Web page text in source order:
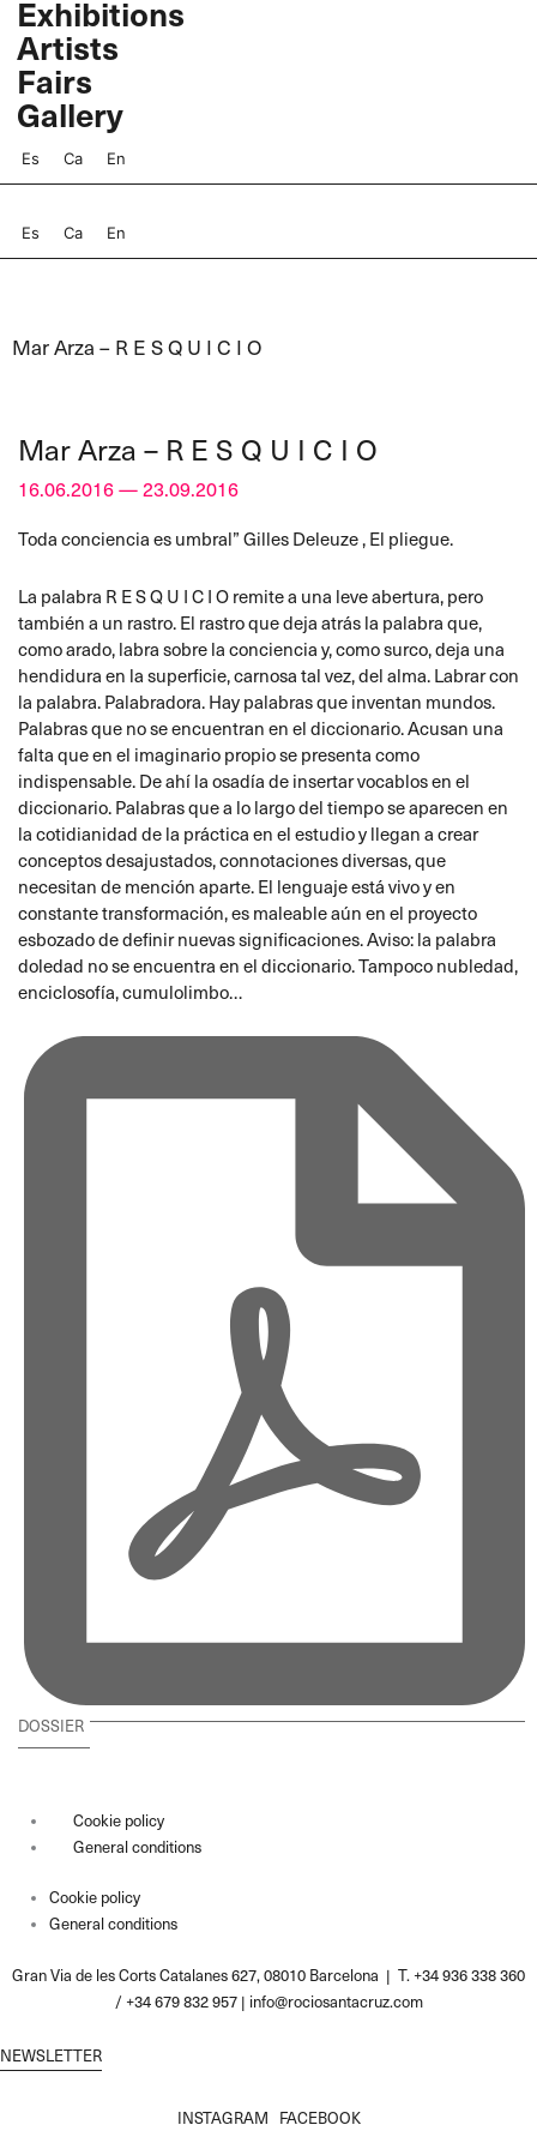
Skip
content
Exhibitions
Artists
Fairs
Gallery
Es Ca En
Es Ca En
Mar Arza – R E S Q U I C I O
Mar Arza – R E S Q U I C I O
16.06.2016 — 23.09.2016
Toda conciencia es umbral” Gilles Deleuze , El pliegue.
La palabra R E S Q U I C I O remite a una leve abertura, pero
también a un rastro. El rastro que deja atrás la palabra que,
como arado, labra sobre la conciencia y, como surco, deja una
hendidura en la superficie, carnosa tal vez, del alma. Labrar con
la palabra. Palabradora. Hay palabras que inventan mundos.
Palabras que no se encuentran en el diccionario. Acusan una
falta que en el imaginario propio se presenta como
indispensable. De ahí la osadía de insertar vocablos en el
diccionario. Palabras que a lo largo del tiempo se aparecen en
la cotidianidad de la práctica en el estudio y llegan a crear
conceptos desajustados, connotaciones diversas, que
necesitan de mención aparte. El lenguaje está vivo y en
constante transformación, es maleable aún en el proyecto
esbozado de definir nuevas significaciones. Aviso: la palabra
doledad no se encuentra en el diccionario. Tampoco nubledad,
enciclosofía, cumulolimbo…
DOSSIER
Cookie policy
General conditions
Cookie policy
General conditions
Gran Via de les Corts Catalanes 627, 08010 Barcelona | T. +34 936 338 360
/ +34 679 832 957 | info@rociosantacruz.com
NEWSLETTER
INSTAGRAM FACEBOOK